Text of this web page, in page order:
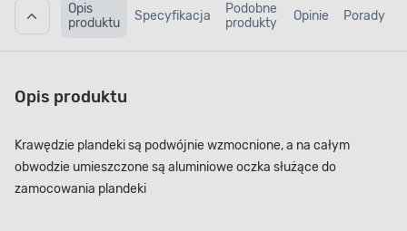
Opis
produktu
Specyfikacja
Podobne
produkty
Opinie Porady
Opis produktu
Krawędzie plandeki są podwójnie wzmocnione, a na całym
obwodzie umieszczone są aluminiowe oczka służące do
zamocowania plandeki